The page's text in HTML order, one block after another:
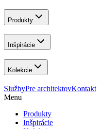
Produkty
Inšpirácie
Kolekcie
SlužbyPre architektovKontakt
Menu
Produkty
Inšpirácie